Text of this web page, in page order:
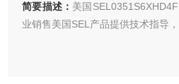
简要描述： 美国
业销售美国SEL产品提供技术指导